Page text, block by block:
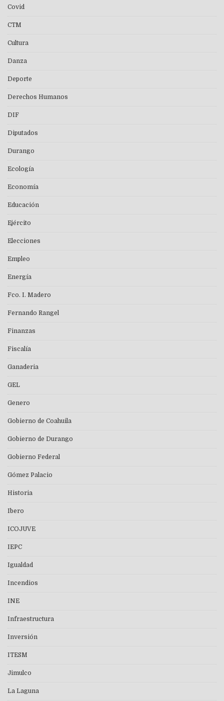
Covid
CTM
Cultura
Danza
Deporte
Derechos Humanos
DIF
Diputados
Durango
Ecología
Economía
Educación
Ejército
Elecciones
Empleo
Energía
Fco. I. Madero
Fernando Rangel
Finanzas
Fiscalía
Ganaderia
GEL
Genero
Gobierno de Coahuila
Gobierno de Durango
Gobierno Federal
Gómez Palacio
Historia
Ibero
ICOJUVE
IEPC
Igualdad
Incendios
INE
Infraestructura
Inversión
ITESM
Jimulco
La Laguna